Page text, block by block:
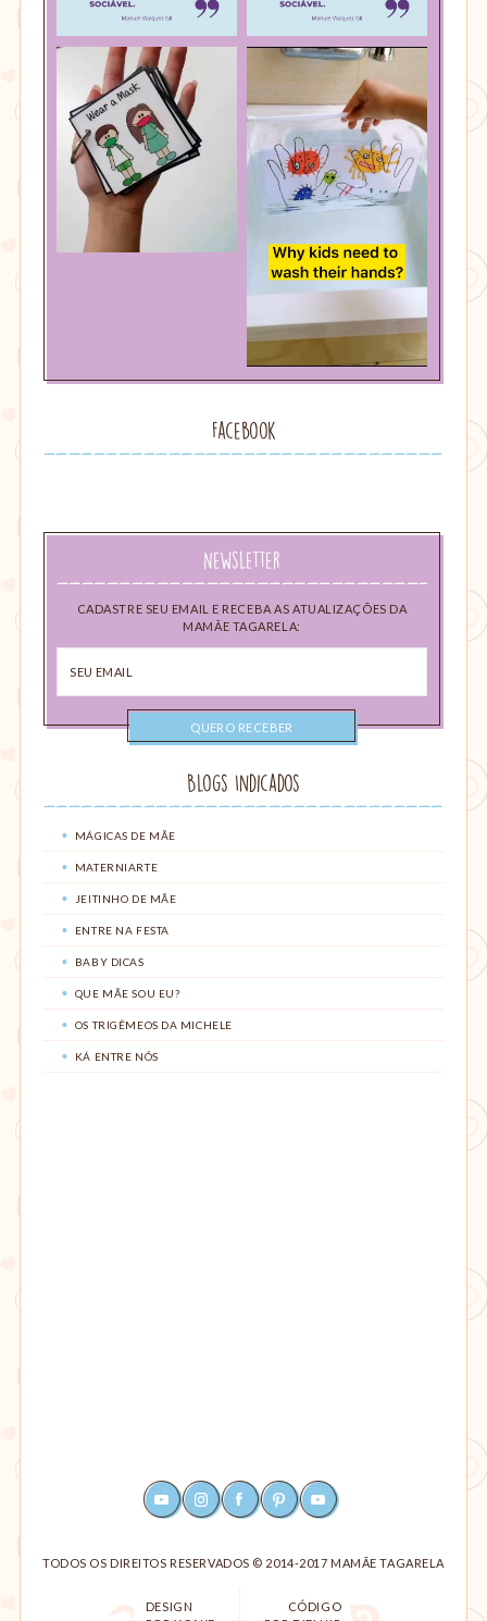
Facebook
Newsletter
CADASTRE SEU EMAIL E RECEBA AS ATUALIZAÇÕES DA
MAMÃE TAGARELA:
email
Blogs Indicados
MÁGICAS DE MÃE
MATERNIARTE
JEITINHO DE MÃE
ENTRE NA FESTA
BABY DICAS
QUE MÃE SOU EU?
OS TRIGÊMEOS DA MICHELE
KÁ ENTRE NÓS
YOUTUBEINSTAGRAMFACEBOOKPINTEREST
TODOS OS DIREITOS RESERVADOS © 2014-2017 MAMÃE TAGARELA
DESIGN
CÓDIGO